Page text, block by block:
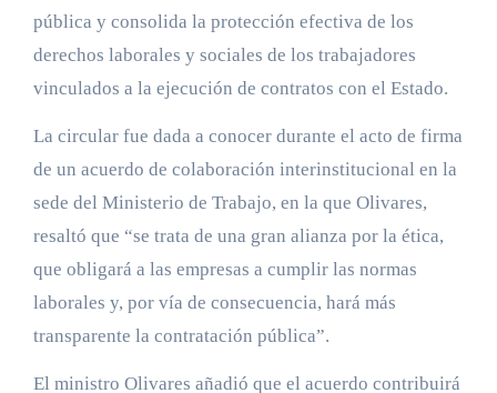
pública y consolida la protección efectiva de los
derechos laborales y sociales de los trabajadores
vinculados a la ejecución de contratos con el Estado.
La circular fue dada a conocer durante el acto de firma
de un acuerdo de colaboración interinstitucional en la
sede del Ministerio de Trabajo, en la que Olivares,
resaltó que “se trata de una gran alianza por la ética,
que obligará a las empresas a cumplir las normas
laborales y, por vía de consecuencia, hará más
transparente la contratación pública”.
El ministro Olivares añadió que el acuerdo contribuirá